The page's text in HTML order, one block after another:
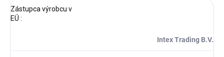
Zástupca výrobcu v
EÚ :
Intex Trading B.V.